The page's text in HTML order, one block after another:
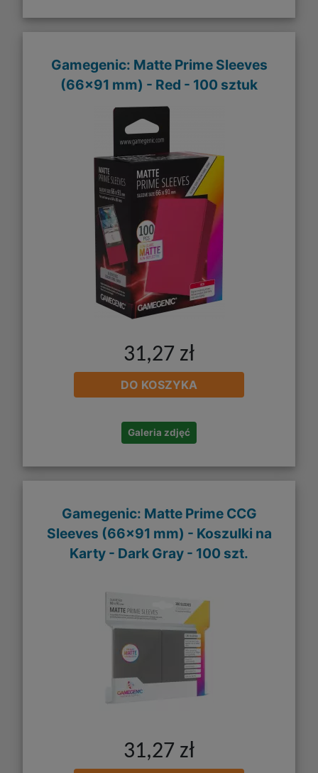
Gamegenic: Matte Prime Sleeves
(66x91 mm) - Red - 100 sztuk
31,27 zł
DO KOSZYKA
Galeria zdjęć
Gamegenic: Matte Prime CCG
Sleeves (66x91 mm) - Koszulki na
Karty - Dark Gray - 100 szt.
31,27 zł